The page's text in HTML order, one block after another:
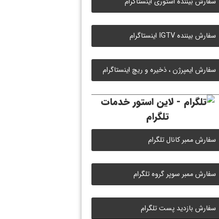
سفارش بیننده IGTV اینستاگرام
سفارش ایمپرژن ، ذخیره و ریچ اینستاگرام
خدمات
تلگرام
سفارش ممبر کانال تلگرام
سفارش ممبر سوپر گروه تلگرام
سفارش بازدید پست تلگرام